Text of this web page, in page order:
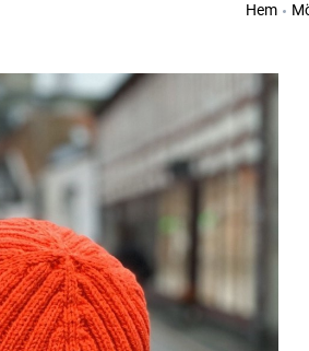
Hem